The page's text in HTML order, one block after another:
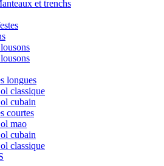
et trenchs
longues
classique
cubain
courtes
mao
cubain
classique